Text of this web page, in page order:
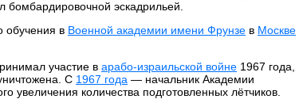
бомбардировочной эскадрильей.
обучения в Военной академии имени Фрунзе в Москве
участие в арабо-израильской войне 1967 года,
С 1967 года — начальник Академии
увеличения количества подготовленных лётчиков.